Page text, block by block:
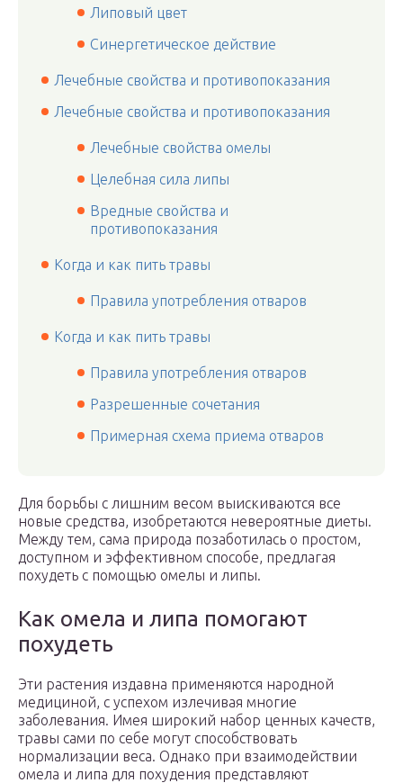
Липовый цвет
Синергетическое действие
Лечебные свойства и противопоказания
Лечебные свойства и противопоказания
Лечебные свойства омелы
Целебная сила липы
Вредные свойства и
противопоказания
Когда и как пить травы
Правила употребления отваров
Когда и как пить травы
Правила употребления отваров
Разрешенные сочетания
Примерная схема приема отваров
Для борьбы с лишним весом выискиваются все
новые средства, изобретаются невероятные диеты.
Между тем, сама природа позаботилась о простом,
доступном и эффективном способе, предлагая
похудеть с помощью омелы и липы.
Как омела и липа помогают
похудеть
Эти растения издавна применяются народной
медициной, с успехом излечивая многие
заболевания. Имея широкий набор ценных качеств,
травы сами по себе могут способствовать
нормализации веса. Однако при взаимодействии
омела и липа для похудения представляют